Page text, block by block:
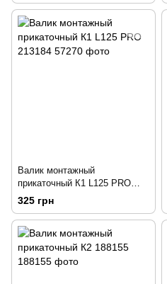
Валик монтажный
прикаточный К1 L125 PRO
213184
325 грн